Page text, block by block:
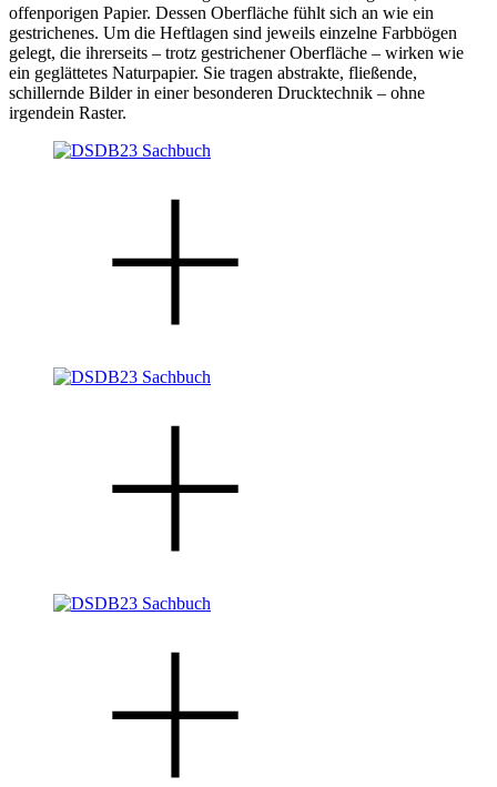
offenporigen Papier. Dessen Oberfläche fühlt sich an wie ein
gestrichenes. Um die Heftlagen sind jeweils einzelne Farbbögen
gelegt, die ihrerseits – trotz gestrichener Oberfläche – wirken wie
ein geglättetes Naturpapier. Sie tragen abstrakte, fließende,
schillernde Bilder in einer besonderen Drucktechnik – ohne
irgendein Raster.